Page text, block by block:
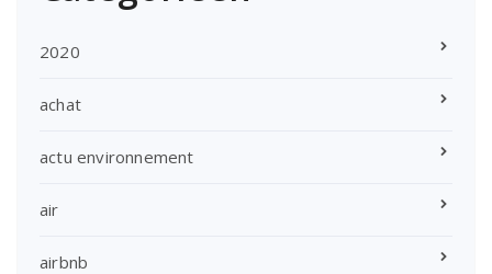
2020
achat
actu environnement
air
airbnb